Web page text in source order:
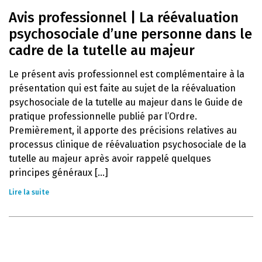
Avis professionnel | La réévaluation
psychosociale d’une personne dans le
cadre de la tutelle au majeur
Le présent avis professionnel est complémentaire à la
présentation qui est faite au sujet de la réévaluation
psychosociale de la tutelle au majeur dans le Guide de
pratique professionnelle publié par l’Ordre.
Premièrement, il apporte des précisions relatives au
processus clinique de réévaluation psychosociale de la
tutelle au majeur après avoir rappelé quelques
principes généraux [...]
Lire la suite